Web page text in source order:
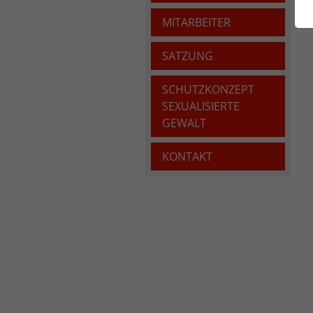
MITARBEITER
SATZUNG
SCHUTZKONZEPT
SEXUALISIERTE
GEWALT
KONTAKT